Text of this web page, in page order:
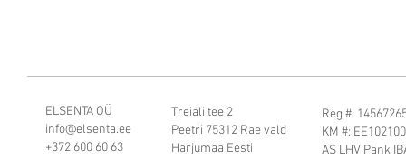
ELSENTA OÜ
info@elsenta.ee
+372 600 60 63
Treiali tee 2
Peetri 75312 Rae vald
Harjumaa Eesti
Reg #:
KM #:
AS LHV Pank